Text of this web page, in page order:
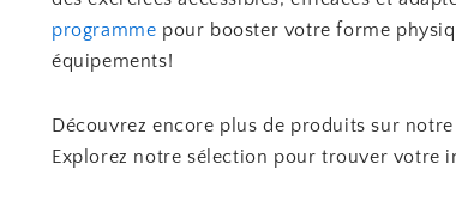
programme pour booster votre forme
équipements!
Découvrez encore plus de produits sur
Explorez notre sélection pour trouver votre